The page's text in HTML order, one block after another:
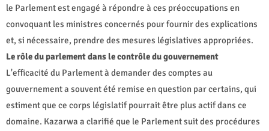
le Parlement est engagé à répondre à ces préoccupations en
convoquant les ministres concernés pour fournir des explications
et, si nécessaire, prendre des mesures législatives appropriées.
Le rôle du parlement dans le contrôle du gouvernement
L'efficacité du Parlement à demander des comptes au
gouvernement a souvent été remise en question par certains, qui
estiment que ce corps législatif pourrait être plus actif dans ce
domaine. Kazarwa a clarifié que le Parlement suit des procédures